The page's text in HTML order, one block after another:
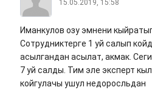
15.05.2019, 15:58
Иманкулов озу эмнени
Сотрудниктерге 1 уй салып
асылгандан асылат, акмак.
7 уй салды. Тим эле эксперт
койгулачы ушул недоросльдан